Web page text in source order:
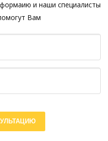
и наши специалисты
Вам